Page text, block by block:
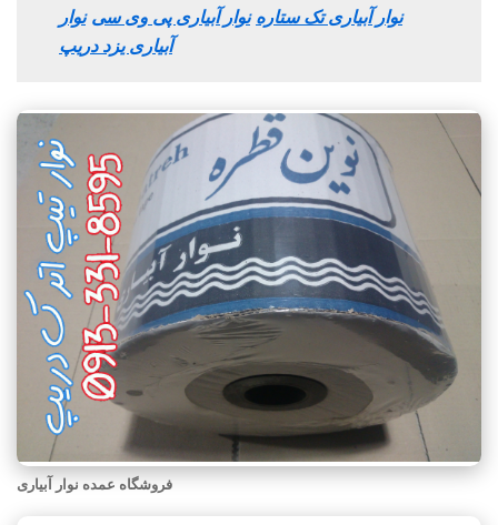
نوار آبیاری تک ستاره نوار آبیاری پی وی سی نوار
آبیاری یزد دریپ
فروشگاه عمده نوار آبیاری